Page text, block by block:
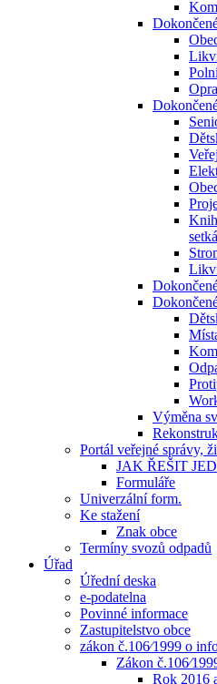
Výměna
Portál veřejné správy,
JAK ŘEŠIT
Formuláře
Univerzální form.
Ke stažení
Znak obce
Termíny svozů odpadů
Úřad
Úřední deska
e-podatelna
Povinné informace
Zastupitelstvo obce
zákon č.106⁄1999 o
Zákon
Rok 2016